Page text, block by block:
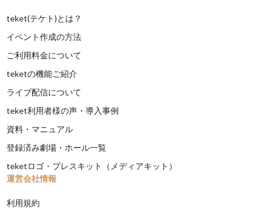
teket(テケト)とは？
イベント作成の方法
ご利用料金について
teketの機能ご紹介
ライブ配信について
teket利用者様の声・導入事例
資料・マニュアル
登録済み劇場・ホール一覧
teketロゴ・プレスキット（メディアキット）
運営会社情報
利用規約